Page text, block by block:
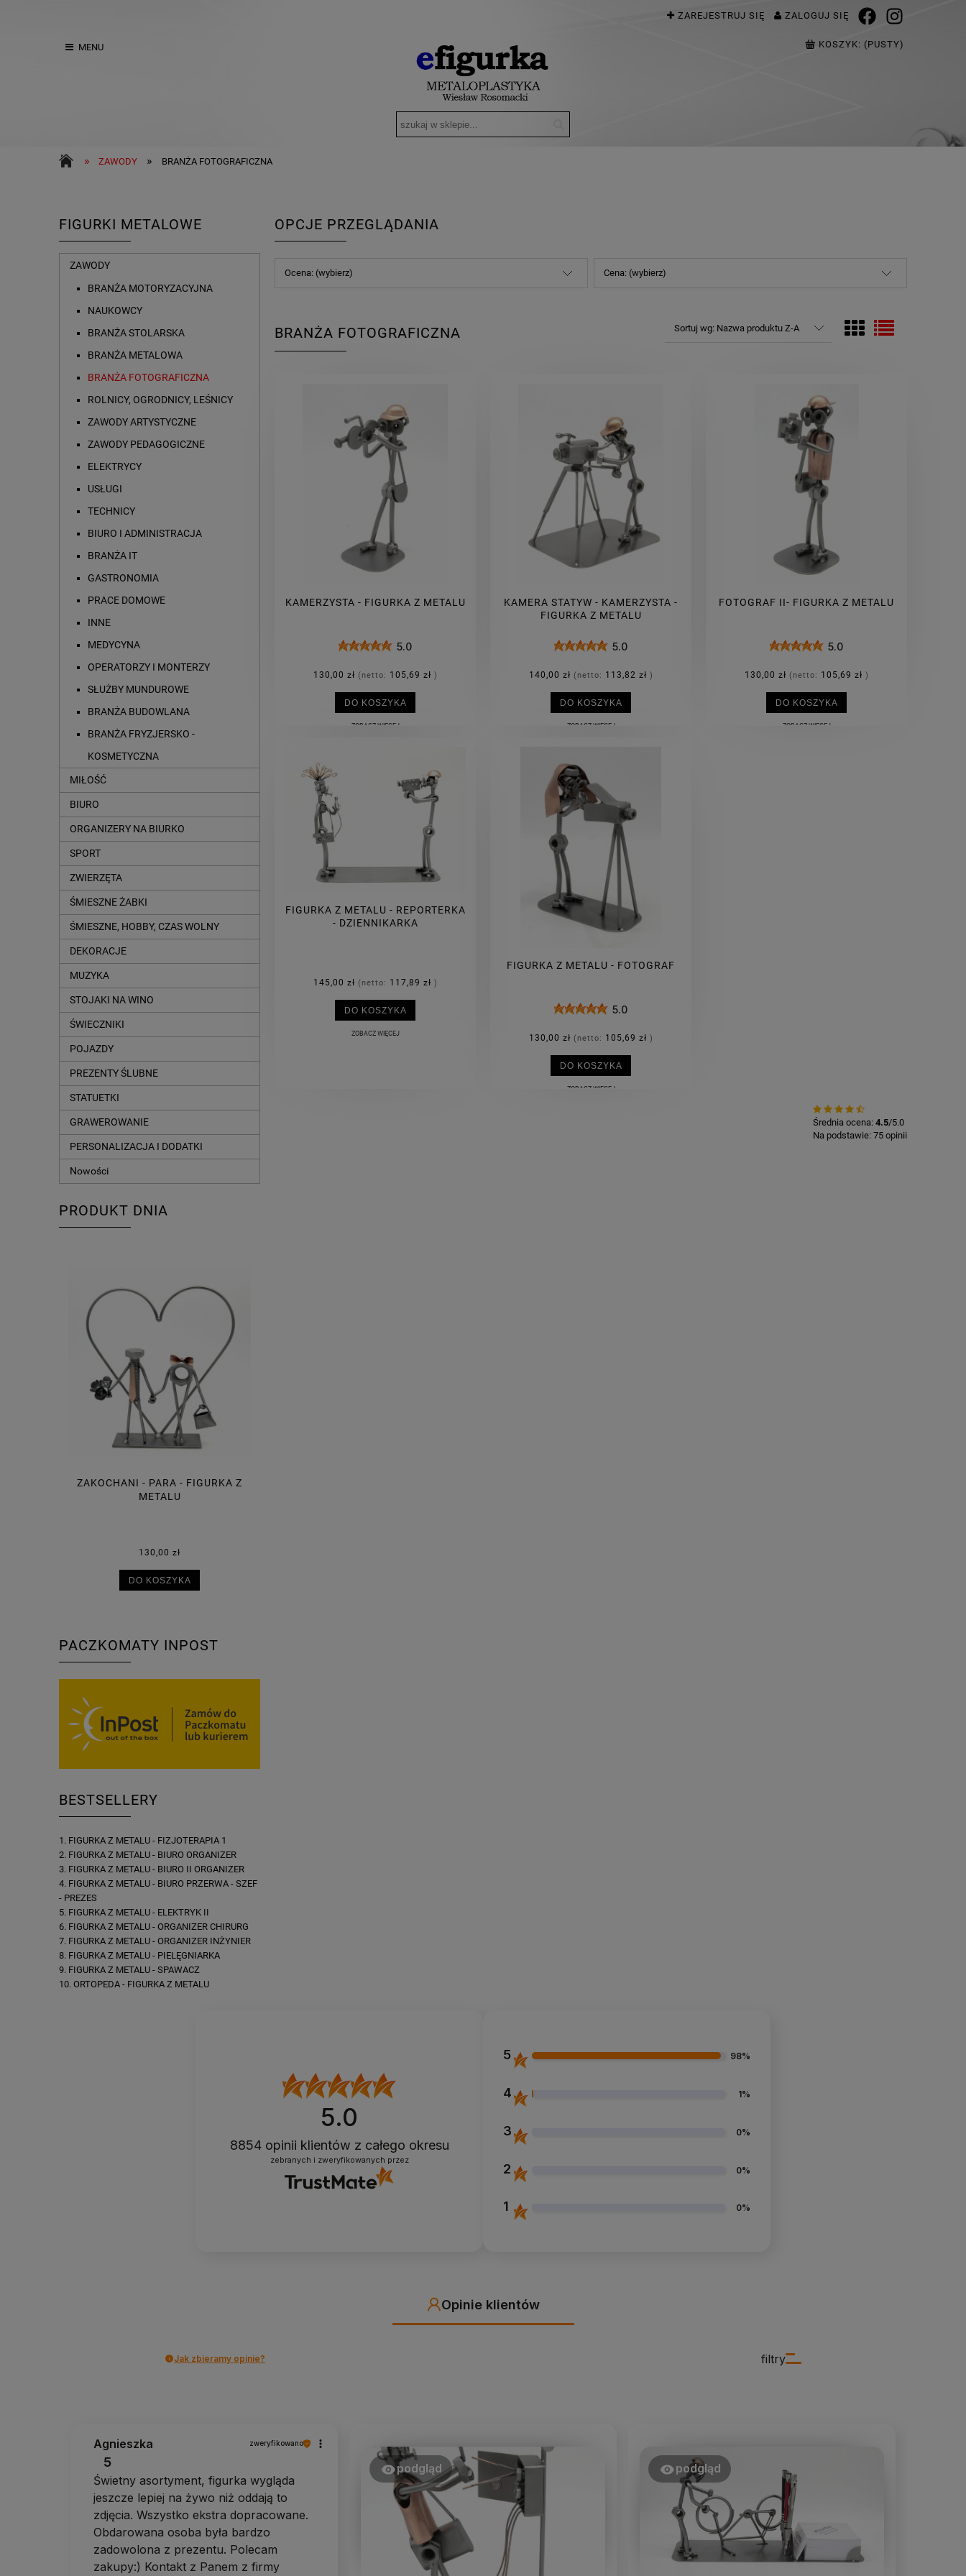
ZAREJESTRUJ SIĘ ZALOGUJ SIĘ
MENU KOSZYK: (PUSTY)
» ZAWODY » BRANŻA FOTOGRAFICZNA
FIGURKI METALOWE
ZAWODY
BRANŻA MOTORYZACYJNA
NAUKOWCY
BRANŻA STOLARSKA
BRANŻA METALOWA
BRANŻA FOTOGRAFICZNA
ROLNICY, OGRODNICY, LEŚNICY
ZAWODY ARTYSTYCZNE
ZAWODY PEDAGOGICZNE
ELEKTRYCY
USŁUGI
TECHNICY
BIURO I ADMINISTRACJA
BRANŻA IT
GASTRONOMIA
PRACE DOMOWE
INNE
MEDYCYNA
OPERATORZY I MONTERZY
SŁUŻBY MUNDUROWE
BRANŻA BUDOWLANA
BRANŻA FRYZJERSKO -
KOSMETYCZNA
MIŁOŚĆ
BIURO
ORGANIZERY NA BIURKO
SPORT
ZWIERZĘTA
ŚMIESZNE ŻABKI
ŚMIESZNE, HOBBY, CZAS WOLNY
DEKORACJE
MUZYKA
STOJAKI NA WINO
ŚWIECZNIKI
POJAZDY
PREZENTY ŚLUBNE
STATUETKI
GRAWEROWANIE
PERSONALIZACJA I DODATKI
Nowości
PRODUKT DNIA
ZAKOCHANI - PARA - FIGURKA Z
METALU
130,00 zł
DO KOSZYKA
PACZKOMATY INPOST
BESTSELLERY
FIGURKA Z METALU - FIZJOTERAPIA 1
FIGURKA Z METALU - BIURO ORGANIZER
FIGURKA Z METALU - BIURO II ORGANIZER
FIGURKA Z METALU - BIURO PRZERWA - SZEF
- PREZES
FIGURKA Z METALU - ELEKTRYK II
FIGURKA Z METALU - ORGANIZER CHIRURG
FIGURKA Z METALU - ORGANIZER INŻYNIER
FIGURKA Z METALU - PIELĘGNIARKA
FIGURKA Z METALU - SPAWACZ
ORTOPEDA - FIGURKA Z METALU
OPCJE PRZEGLĄDANIA
Ocena: (wybierz) Cena: (wybierz)
BRANŻA FOTOGRAFICZNA Sortuj wg: Nazwa produktu Z-A
KAMERZYSTA - FIGURKA Z METALU
5.0
130,00 zł (netto: 105,69 zł )
DO KOSZYKA
ZOBACZ WIĘCEJ
KAMERA STATYW - KAMERZYSTA -
FIGURKA Z METALU
5.0
140,00 zł (netto: 113,82 zł )
DO KOSZYKA
ZOBACZ WIĘCEJ
FOTOGRAF II- FIGURKA Z METALU
5.0
130,00 zł (netto: 105,69 zł )
DO KOSZYKA
ZOBACZ WIĘCEJ
FIGURKA Z METALU - REPORTERKA
- DZIENNIKARKA
145,00 zł (netto: 117,89 zł )
DO KOSZYKA
ZOBACZ WIĘCEJ
FIGURKA Z METALU - FOTOGRAF
5.0
130,00 zł (netto: 105,69 zł )
DO KOSZYKA
ZOBACZ WIĘCEJ
Średnia ocena: 4.5/5.0
Na podstawie: 75 opinii
5.0
8854opinii klientów z całego okresu
zebranych i zweryfikowanych przez
5 98%
4 1%
3 0%
2 0%
1 0%
Opinie klientów
filtry
Jak zbieramy opinie?
Agnieszka zweryfikowano
5
Świetny asortyment, figurka wygląda
jeszcze lepiej na żywo niż oddają to
zdjęcia. Wszystko ekstra dopracowane.
Obdarowana osoba była bardzo
zadowolona z prezentu. Polecam
zakupy:) Kontakt z Panem z firmy
podgląd podgląd